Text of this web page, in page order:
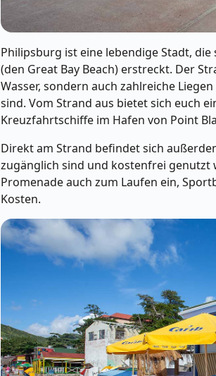
Philipsburg ist eine lebendige Stadt,
(den Great Bay Beach) erstreckt. Der
Wasser, sondern auch zahlreiche
sind. Vom Strand aus bietet sich euch
Kreuzfahrtschiffe im Hafen von Point
Direkt am Strand befindet sich
zugänglich sind und kostenfrei genutzt
Promenade auch zum Laufen ein,
Kosten.